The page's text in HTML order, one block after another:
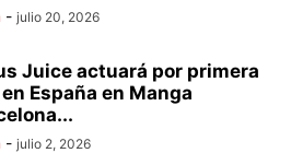
- julio 20, 2026
Juice actuará por primera
España en Manga
- julio 2, 2026